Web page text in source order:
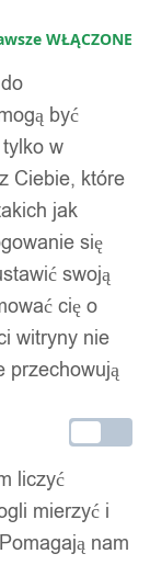
TORBA
WŁĄCZONE
być
w
Ciebie, które
jak
się
swoją
cię o
witryny nie
przechowują
liczyć
mierzyć i
nam